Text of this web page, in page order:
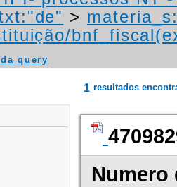
>
query
1 resultados
Numero